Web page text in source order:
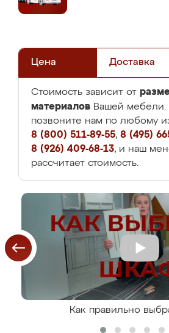
Цена Доставка
Стоимость зависит от
материалов Вашей мебели.
позвоните нам по любому
8 (800) 511-89-55, 8 (495)
8 (926) 409-68-13, и наш
рассчитает стоимость.
Как правильно